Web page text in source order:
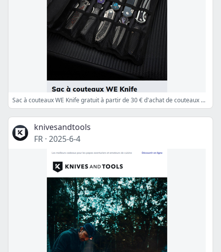
Sac à couteaux WE Knife gratuit à partir de 30 € d'achat de couteaux We Knife, Civivi ou Sencut
knivesandtools
FR · 2025-6-4